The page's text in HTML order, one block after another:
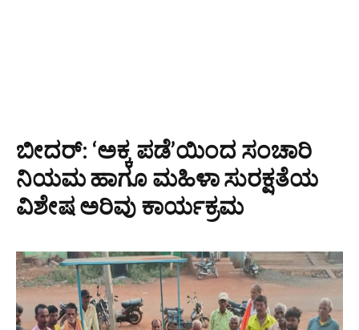
ಬೀದರ್: ‘ಅಕ್ಕ ಪಡೆ’ಯಿಂದ ಸಂಚಾರಿ
ನಿಯಮ ಹಾಗೂ ಮಹಿಳಾ ಸುರಕ್ಷತೆಯ
ವಿಶೇಷ ಅರಿವು ಕಾರ್ಯಕ್ರಮ